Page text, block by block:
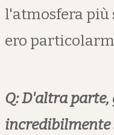
l'atmosfera
ero
Q: D'altra